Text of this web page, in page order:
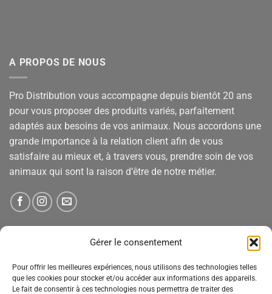
Gérer le consentement
Pour offrir les meilleures expériences, nous utilisons des technologies telles
que les cookies pour stocker et/ou accéder aux informations des appareils.
Le fait de consentir à ces technologies nous permettra de traiter des
A PROPOS DE NOUS
Pro Distribution vous accompagne depuis bientôt 20 ans
pour vous proposer des produits variés, parfaitement
adaptés aux besoins de vos animaux. Nous accordons une
grande importance à la relation client afin de vous
satisfaire au mieux et, à travers vous, prendre soin de vos
animaux qui sont la raison d’être de notre métier.
Tenez-vous informé des nouveautés, des offres spéciales
et des remises.